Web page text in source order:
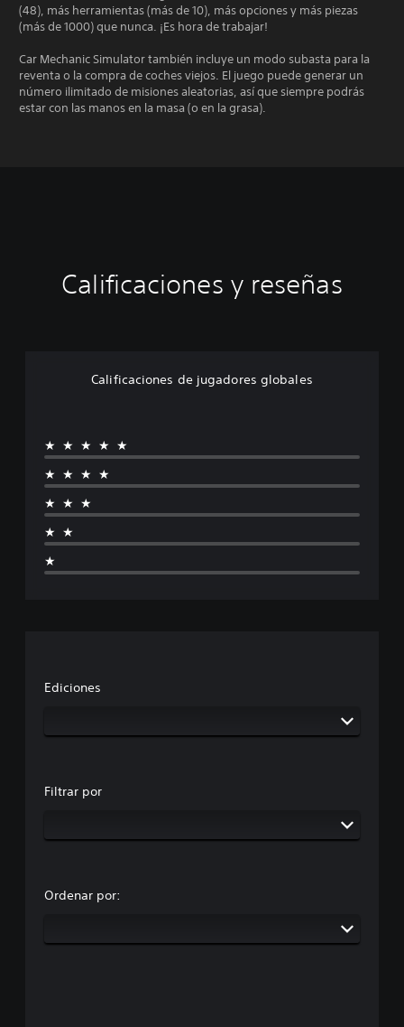
(48), más herramientas (más de 10), más opciones y más piezas
(más de 1000) que nunca. ¡Es hora de trabajar!
Car Mechanic Simulator también incluye un modo subasta para la
reventa o la compra de coches viejos. El juego puede generar un
número ilimitado de misiones aleatorias, así que siempre podrás
estar con las manos en la masa (o en la grasa).
Calificaciones y reseñas
Calificaciones de jugadores globales
★★★★★
★★★★
★★★
★★
★
Ediciones
Filtrar por
Ordenar por: